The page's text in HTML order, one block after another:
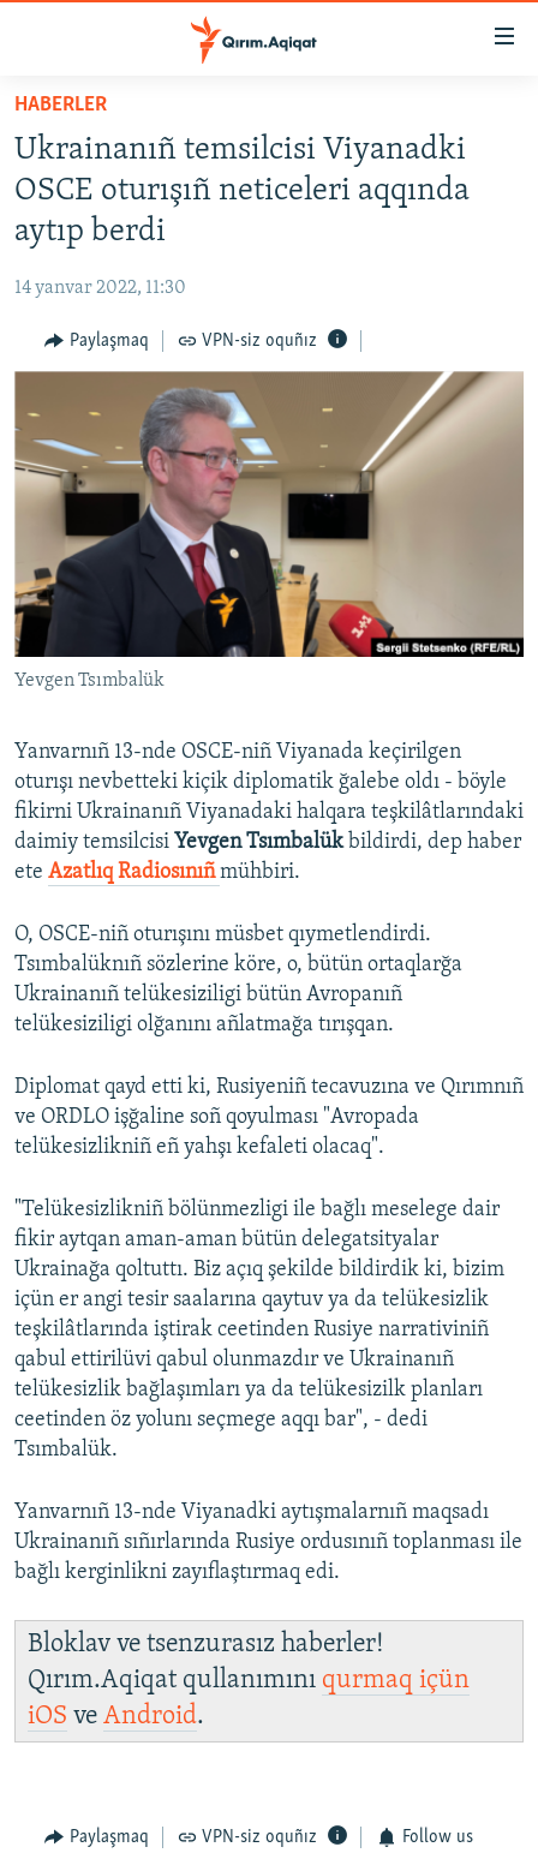
Esas
qaytmaq
Baş
navigatsiyağa
qaytmaq
Qıdıruvğa
qaytmaq
HABERLER
İQTİSADİYAT
MEDENİYET
İNSAN AQLARI
BLOGLAR
Русский
Українською
QOŞULIÑIZ!
RFE/RS bütün saytları
HABERLER
Ukrainanıñ temsilcisi Viyanadki
OSCE oturışıñ neticeleri aqqında
aytıp berdi
14 yanvar 2022, 11:30
Paylaşmaq VPN-siz oquñız
Yevgen Tsımbalük
Yanvarnıñ 13-nde OSCE-niñ Viyanada keçirilgen
oturışı nevbetteki kiçik diplomatik ğalebe oldı - böyle
fikirni Ukrainanıñ Viyanadaki halqara teşkilâtlarındaki
daimiy temsilcisi Yevgen Tsımbalükbildirdi, dep haber
ete Azatlıq Radiosınıñ mühbiri.
O, OSCE-niñ oturışını müsbet qıymetlendirdi.
Tsımbalüknıñ sözlerine köre, o, bütün ortaqlarğa
Ukrainanıñ telükesiziligi bütün Avropanıñ
telükesiziligi olğanını añlatmağa tırışqan.
Diplomat qayd etti ki, Rusiyeniñ tecavuzına ve Qırımnıñ
ve ORDLO işğaline soñ qoyulması "Avropada
telükesizlikniñ eñ yahşı kefaleti olacaq".
"Telükesizlikniñ bölünmezligi ile bağlı meselege dair
fikir aytqan aman-aman bütün delegatsityalar
Ukrainağa qoltuttı. Biz açıq şekilde bildirdik ki, bizim
içün er angi tesir saalarına qaytuv ya da telükesizlik
teşkilâtlarında iştirak ceetinden Rusiye narrativiniñ
qabul ettirilüvi qabul olunmazdır ve Ukrainanıñ
telükesizlik bağlaşımları ya da telükesizilk planları
ceetinden öz yolunı seçmege aqqı bar", - dedi
Tsımbalük.
Yanvarnıñ 13-nde Viyanadki aytışmalarnıñ maqsadı
Ukrainanıñ sıñırlarında Rusiye ordusınıñ toplanması ile
bağlı kerginlikni zayıflaştırmaq edi.
Bloklav ve tsenzurasız haberler!
Qırım.Aqiqat qullanımını qurmaq içün
iOS ve Android.
Paylaşmaq VPN-siz oquñız Follow us